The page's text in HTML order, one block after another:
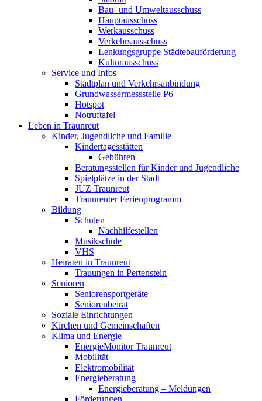
Bau- und Umweltausschuss
Hauptausschuss
Werkausschuss
Verkehrsausschuss
Lenkungsgruppe Städtebauförderung
Kulturausschuss
Service und Infos
Stadtplan und Verkehrsanbindung
Grundwassermessstelle P6
Hotspot
Notruftafel
Leben in Traunreut
Kinder, Jugendliche und Familie
Kindertagesstätten
Gebühren
Beratungsstellen für Kinder und Jugendliche
Spielplätze in der Stadt
JUZ Traunreut
Traunreuter Ferienprogramm
Bildung
Schulen
Nachhilfestellen
Musikschule
VHS
Heiraten in Traunreut
Trauungen in Pertenstein
Senioren
Seniorensportgeräte
Seniorenbeirat
Soziale Einrichtungen
Kirchen und Gemeinschaften
Klima und Energie
EnergieMonitor Traunreut
Mobilität
Elektromobilität
Energieberatung
Energieberatung – Meldungen
Förderungen